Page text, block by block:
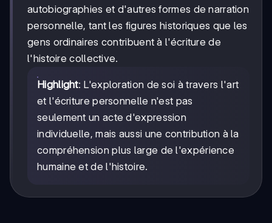
autobiographies et d'autres formes de narration
personnelle, tant les figures historiques que les
gens ordinaires contribuent à l'écriture de
l'histoire collective.
Highlight: L'exploration de soi à travers l'art
et l'écriture personnelle n'est pas
seulement un acte d'expression
individuelle, mais aussi une contribution à la
compréhension plus large de l'expérience
humaine et de l'histoire.